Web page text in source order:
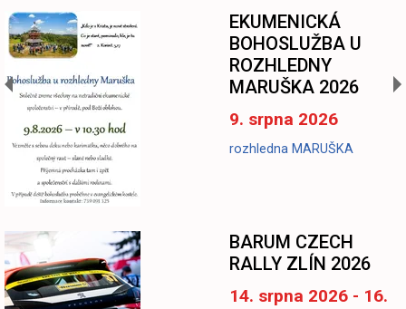
EKUMENICKÁ
BOHOSLUŽBA U
ROZHLEDNY
MARUŠKA 2026
9. srpna 2026
rozhledna MARUŠKA
BARUM CZECH
RALLY ZLÍN 2026
14. srpna 2026 - 16.